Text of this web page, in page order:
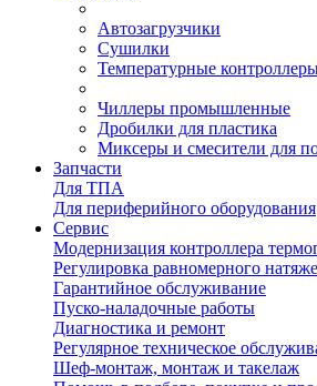
Автозагрузчики
Сушилки
Температурные
Чиллеры промышленные
Дробилки для пластика
Миксеры и смесители для
Запчасти
Для ТПА
Для периферийного оборудования
Сервис
Модернизация контроллера
Регулировка равномерного
Гарантийное обслуживание
Пуско-наладочные работы
Диагностика и ремонт
Регулярное техническое
Шеф-монтаж, монтаж и такелаж